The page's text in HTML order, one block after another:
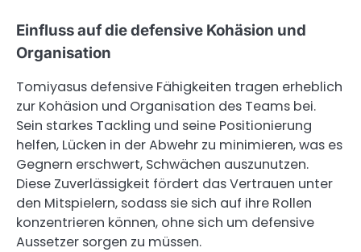
Einfluss auf die defensive Kohäsion und
Organisation
Tomiyasus defensive Fähigkeiten tragen erheblich
zur Kohäsion und Organisation des Teams bei.
Sein starkes Tackling und seine Positionierung
helfen, Lücken in der Abwehr zu minimieren, was es
Gegnern erschwert, Schwächen auszunutzen.
Diese Zuverlässigkeit fördert das Vertrauen unter
den Mitspielern, sodass sie sich auf ihre Rollen
konzentrieren können, ohne sich um defensive
Aussetzer sorgen zu müssen.